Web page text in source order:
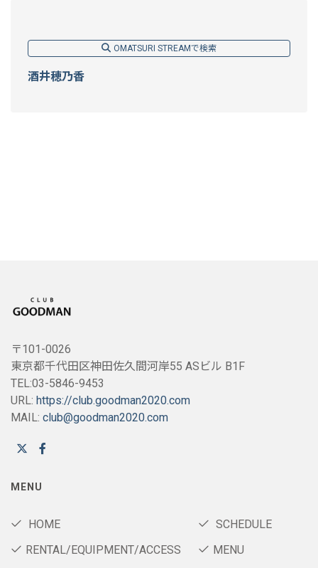
OMATSURI STREAMで検索
酒井穂乃香
〒101-0026
東京都千代田区神田佐久間河岸55 ASビル B1F
TEL:03-5846-9453
URL: https://club.goodman2020.com
MAIL: club@goodman2020.com
MENU
HOME
SCHEDULE
RENTAL/EQUIPMENT/ACCESS
MENU